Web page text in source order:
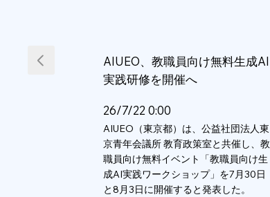
AIUEO、教職員向け無料生成AI
実践研修を開催へ
26/7/22 0:00
AIUEO（東京都）は、公益社団法人東
京青年会議所 教育政策室と共催し、教
職員向け無料イベント「教職員向け生
成AI実践ワークショップ」を7月30日
と8月3日に開催すると発表した。